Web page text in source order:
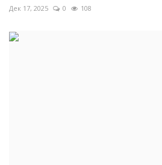
Дек 17, 2025 0 108